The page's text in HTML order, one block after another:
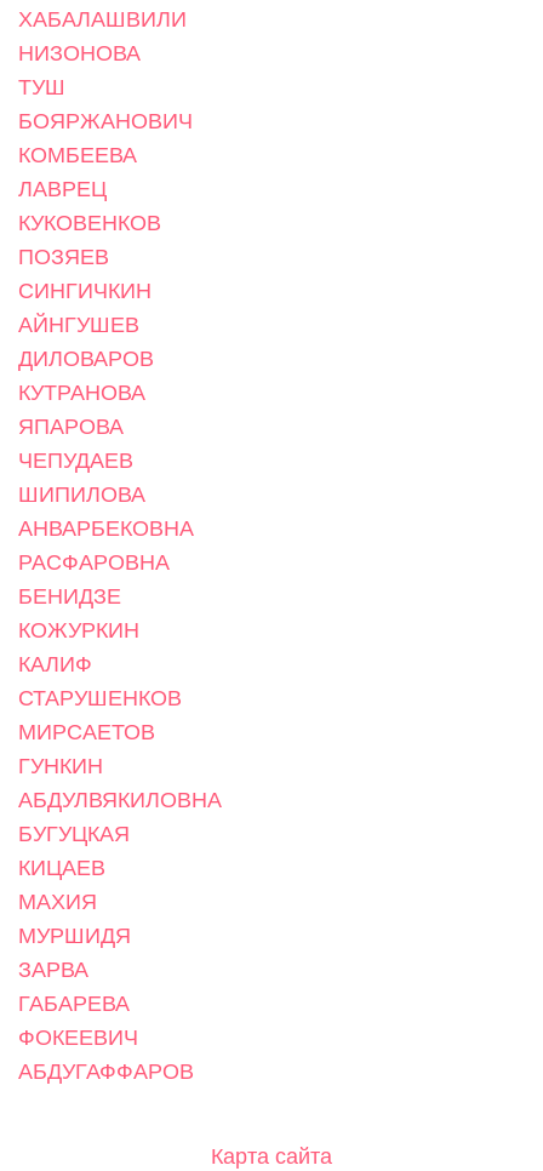
ХАБАЛАШВИЛИ
НИЗОНОВА
ТУШ
БОЯРЖАНОВИЧ
КОМБЕЕВА
ЛАВРЕЦ
КУКОВЕНКОВ
ПОЗЯЕВ
СИНГИЧКИН
АЙНГУШЕВ
ДИЛОВАРОВ
КУТРАНОВА
ЯПАРОВА
ЧЕПУДАЕВ
ШИПИЛОВА
АНВАРБЕКОВНА
РАСФАРОВНА
БЕНИДЗЕ
КОЖУРКИН
КАЛИФ
СТАРУШЕНКОВ
МИРСАЕТОВ
ГУНКИН
АБДУЛВЯКИЛОВНА
БУГУЦКАЯ
КИЦАЕВ
МАХИЯ
МУРШИДЯ
ЗАРВА
ГАБАРЕВА
ФОКЕЕВИЧ
АБДУГАФФАРОВ
Карта сайта